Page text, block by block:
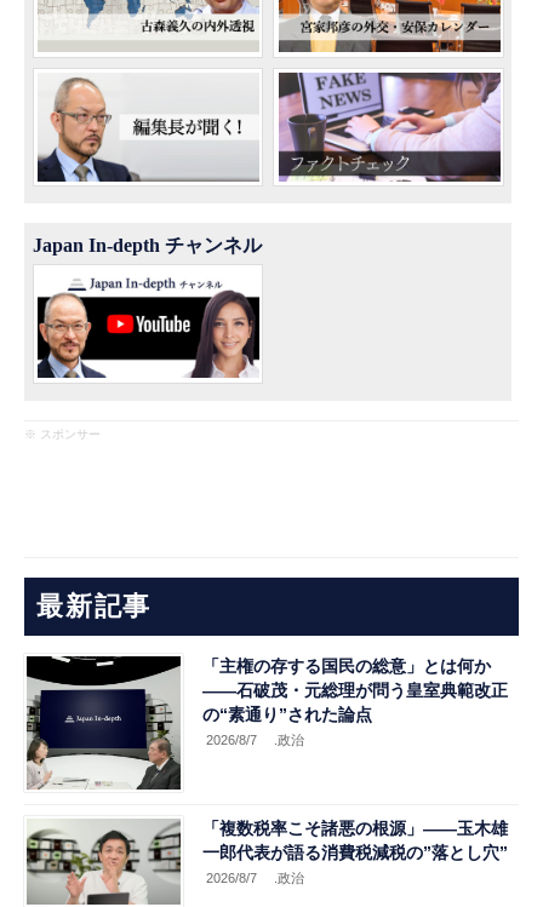
Japan In-depth チャンネル
※ スポンサー
最新記事
「主権の存する国民の総意」とは何か
――石破茂・元総理が問う皇室典範改正
の“素通り”された論点
2026/8/7 .政治
「複数税率こそ諸悪の根源」――玉木雄
一郎代表が語る消費税減税の”落とし穴”
2026/8/7 .政治